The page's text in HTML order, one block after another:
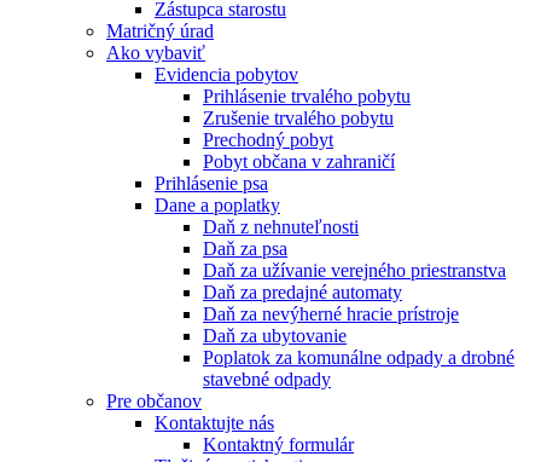
Zástupca starostu
Matričný úrad
Ako vybaviť
Evidencia pobytov
Prihlásenie trvalého pobytu
Zrušenie trvalého pobytu
Prechodný pobyt
Pobyt občana v zahraničí
Prihlásenie psa
Dane a poplatky
Daň z nehnuteľnosti
Daň za psa
Daň za užívanie verejného priestranstva
Daň za predajné automaty
Daň za nevýherné hracie prístroje
Daň za ubytovanie
Poplatok za komunálne odpady a drobné
stavebné odpady
Pre občanov
Kontaktujte nás
Kontaktný formulár